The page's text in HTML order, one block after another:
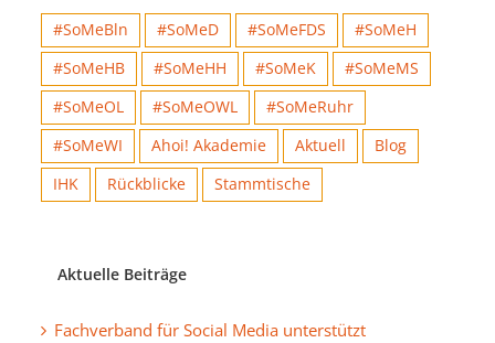
#SoMeBln #SoMeD #SoMeFDS
#SoMeH
#SoMeHB
#SoMeHH #SoMeK
#SoMeMS
#SoMeOL
#SoMeOWL
#SoMeRuhr
#SoMeWI
Ahoi! Akademie Aktuell
Blog
IHK
Rückblicke Stammtische
Aktuelle Beiträge
Fachverband für Social Media unterstützt